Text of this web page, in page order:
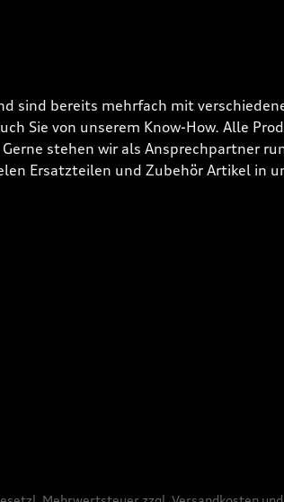
sind bereits mehrfach mit
Sie von unserem Know-How. Alle
stehen wir als Ansprechpartner
Ersatzteilen und Zubehör Artikel in